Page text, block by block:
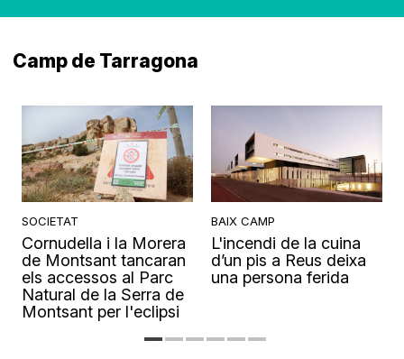
Camp de Tarragona
SOCIETAT
Cornudella i la Morera
de Montsant tancaran
els accessos al Parc
Natural de la Serra de
Montsant per l'eclipsi
BAIX CAMP
L'incendi de la cuina
d’un pis a Reus deixa
una persona ferida